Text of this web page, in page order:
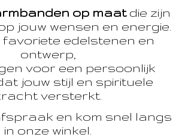
op maatdie zijn
jouw wensen en energie.
favoriete edelstenen en
ontwerp,
voor een persoonlijk
jouw stijl en spirituele
versterkt.
en kom snel langs
in onze winkel.